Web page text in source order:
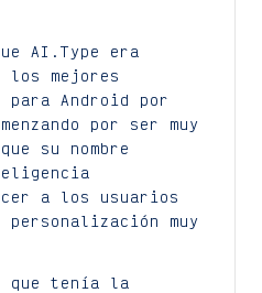
AI.Type era
los mejores
Android por
por ser muy
su nombre
a los usuarios
muy
que tenía la